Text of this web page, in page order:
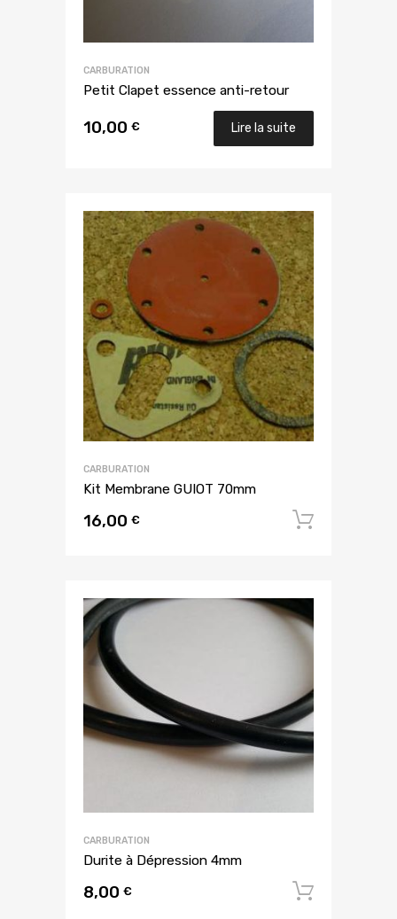
CARBURATION
Petit Clapet essence anti-retour
10,00 € Lire la suite
CARBURATION
Kit Membrane GUIOT 70mm
16,00 €
CARBURATION
Durite à Dépression 4mm
8,00 €